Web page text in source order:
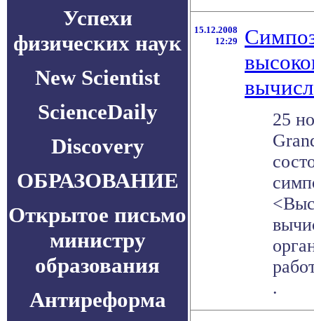
Успехи
физических наук
New Scientist
ScienceDaily
Discovery
ОБРАЗОВАНИЕ
Открытое письмо
министру
образования
Антиреформа
15.12.2008
12:29
25
.